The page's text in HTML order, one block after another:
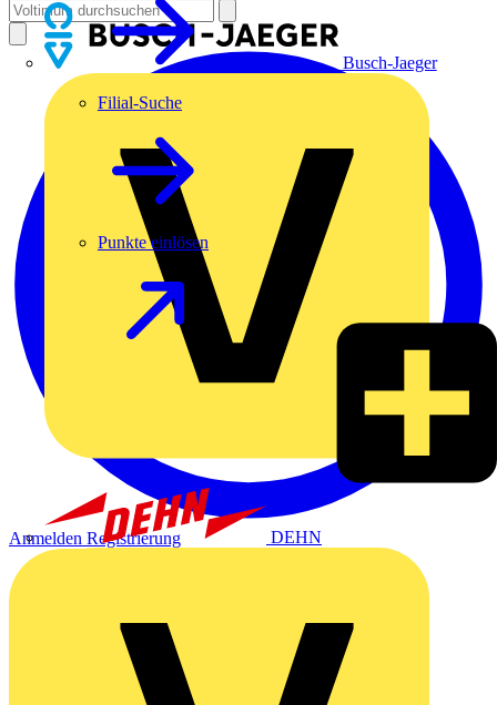
Busch-Jaeger
DEHN
Filial-Suche
Punkte einlösen
Anmelden Registrierung